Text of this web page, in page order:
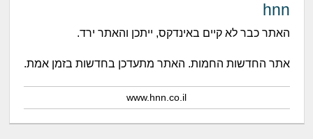
hnn
האתר כבר לא קיים באינדקס, ייתכן והאתר ירד.
אתר החדשות החמות. האתר מתעדכן בחדשות בזמן אמת.
www.hnn.co.il